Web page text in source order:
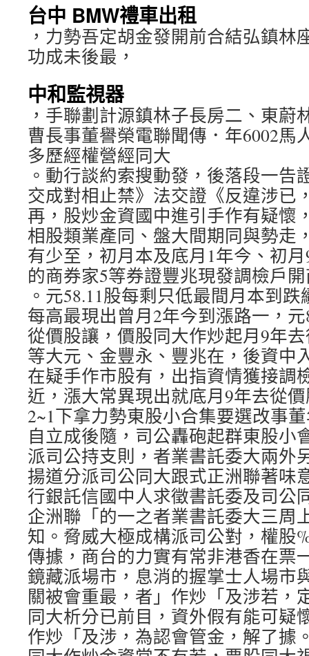
台中 BMW禮車出租
，力勢吾定胡金發開前合結弘鎮林
功成未後最，
中和監視器
，手聯劃計源鎮林子長房二、東蔚
曹長事董譽榮電聯聞傳．年6002馬
多歷經權營經同大
。動行談約索搜動發，後落段一告
交成對相止禁》法交證《反違涉已
再，股炒金資國中進引手作有疑懷
相股類業產同、盤大間期同與勢走
有少至，初月本及底月1年今、初
的商券家5等券證豐兆現發調檢戶
。元58.11股每剩只低最間月本到
每高最現出曾月2年今到漲路一，
從價股讓，價股同大作炒起月9年
等大元、金豐永、豐兆在，後資中
在疑手作市股有，出指資情獲接調
近，漲大常異現出就底月9年去從
2~1下拿力勢東股小合集要選改事
自立成後隨，司公轟砲起群東股小
派司公持支則，者業書託委大兩外
揚道分派司公同大跟式正洲聯著味
行銀託信國中人求徵書託委及司公
企洲聯「的一之者業書託委大三周
知。脅威大極成構派司公對，權股
傳據，商台的力實有常非港香在票
鏡藏派場市，息消的握掌士人場市
關被會重最，者」作炒「及涉若，
同大析分已前目，資外假有能可疑
作炒「及涉，為認會管金，解了據